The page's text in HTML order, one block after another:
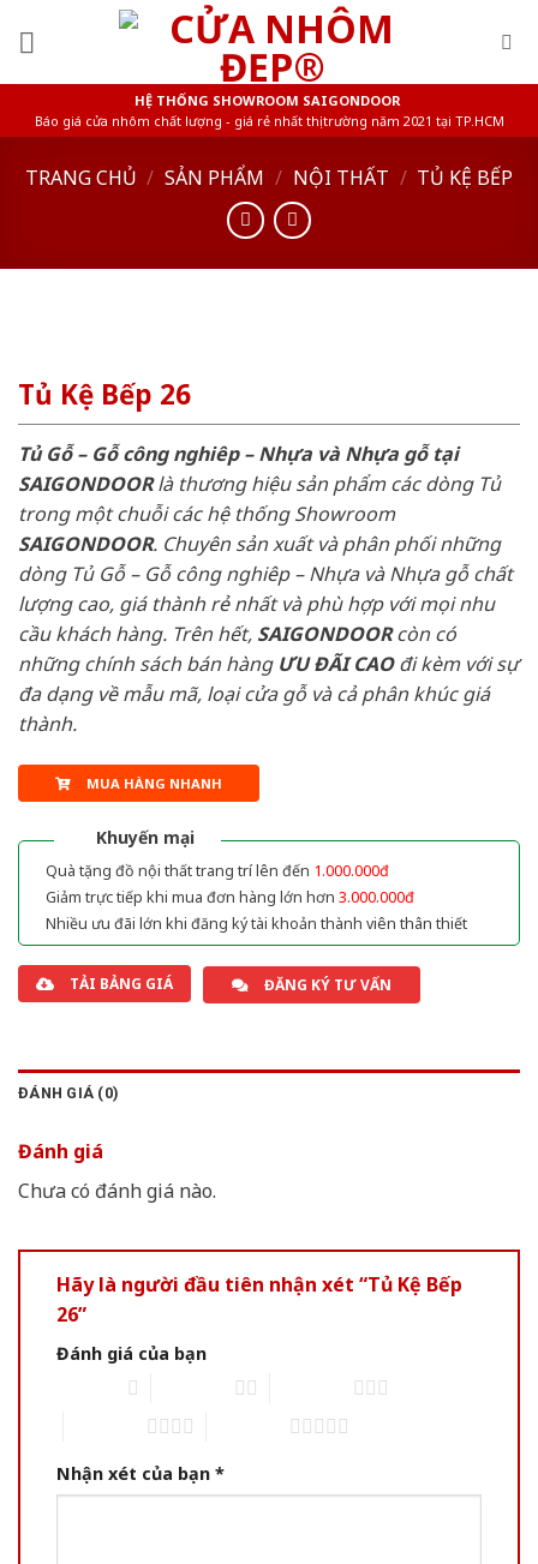
HỆ THỐNG SHOWROOM SAIGONDOOR
Báo giá cửa nhôm chất lượng - giá rẻ nhất thị trường năm 2021 tại TP.HCM
TRANG CHỦ / SẢN PHẨM / NỘI THẤT / TỦ KỆ BẾP
Tủ Kệ Bếp 26
Tủ Gỗ – Gỗ công nghiêp – Nhựa và Nhựa gỗ tại
SAIGONDOORlà thương hiệu sản phẩm các dòng Tủ
trong một chuỗi các hệ thống Showroom
SAIGONDOOR. Chuyên sản xuất và phân phối những
dòng Tủ Gỗ – Gỗ công nghiêp – Nhựa và Nhựa gỗ chất
lượng cao, giá thành rẻ nhất và phù hợp với mọi nhu
cầu khách hàng. Trên hết, SAIGONDOORcòn có
những chính sách bán hàng ƯU ĐÃI CAOđi kèm với sự
đa dạng về mẫu mã, loại cửa gỗ và cả phân khúc giá
thành.
MUA HÀNG NHANH
Khuyến mại
Quà tặng đồ nội thất trang trí lên đến 1.000.000đ
Giảm trực tiếp khi mua đơn hàng lớn hơn 3.000.000đ
Nhiều ưu đãi lớn khi đăng ký tài khoản thành viên thân thiết
TẢI BẢNG GIÁ ĐĂNG KÝ TƯ VẤN
ĐÁNH GIÁ (0)
Đánh giá
Chưa có đánh giá nào.
Hãy là người đầu tiên nhận xét “Tủ Kệ Bếp
26”
Đánh giá của bạn
Nhận xét của bạn *